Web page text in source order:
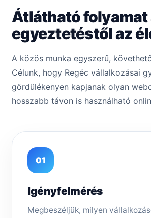
Átlátható folyamat
egyeztetéstől az
A közös munka egyszerű,
Célunk, hogy Regéc vállalkozásai
gördülékenyen kapjanak olyan
hosszabb távon is használható
01
Igényfelmérés
Megbeszéljük, milyen